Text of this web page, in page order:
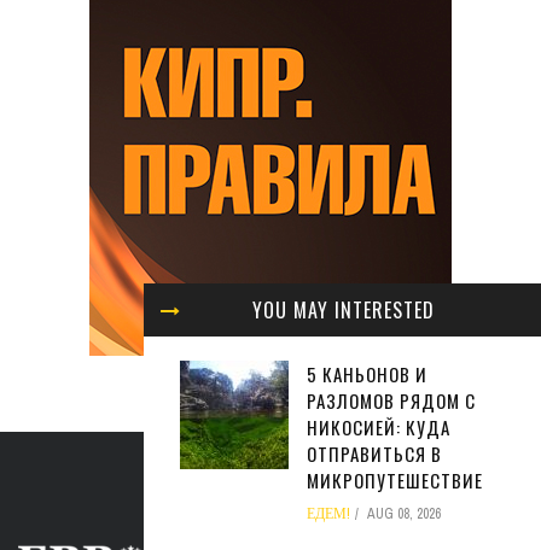
YOU MAY INTERESTED
5 КАНЬОНОВ И
РАЗЛОМОВ РЯДОМ С
НИКОСИЕЙ: КУДА
ОТПРАВИТЬСЯ В
МИКРОПУТЕШЕСТВИЕ
ЕДЕМ! AUG 08, 2026